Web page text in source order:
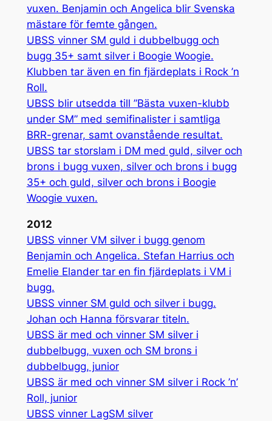
vuxen. Benjamin och Angelica blir Svenska
mästare för femte gången.
UBSS vinner SM guld i dubbelbugg och
bugg 35+ samt silver i Boogie Woogie.
Klubben tar även en fin fjärdeplats i Rock ’n
Roll.
UBSS blir utsedda till ”Bästa vuxen-klubb
under SM” med semifinalister i samtliga
BRR-grenar, samt ovanstående resultat.
UBSS tar storslam i DM med guld, silver och
brons i bugg vuxen, silver och brons i bugg
35+ och guld, silver och brons i Boogie
Woogie vuxen.
2012
UBSS vinner VM silver i bugg genom
Benjamin och Angelica. Stefan Harrius och
Emelie Elander tar en fin fjärdeplats i VM i
bugg.
UBSS vinner SM guld och silver i bugg.
Johan och Hanna försvarar titeln.
UBSS är med och vinner SM silver i
dubbelbugg, vuxen och SM brons i
dubbelbugg, junior
UBSS är med och vinner SM silver i Rock ’n’
Roll, junior
UBSS vinner LagSM silver